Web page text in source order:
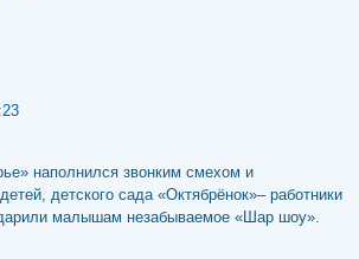
наполнился звонким смехом и
детского сада «Октябрёнок»– работники
малышам незабываемое «Шар шоу».